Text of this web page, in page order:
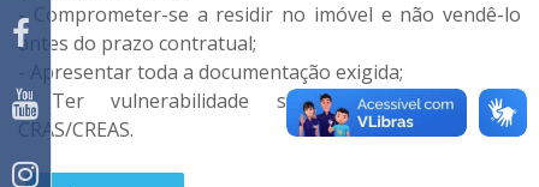
- Comprometer-se a residir no imóvel e não vendê-lo
antes do prazo contratual;
- Apresentar toda a documentação exigida;
- Ter vulnerabilidade social confirmada pelo
CRAS/CREAS.